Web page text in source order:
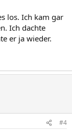
los. Ich kam gar
Ich dachte
er ja wieder.
#4